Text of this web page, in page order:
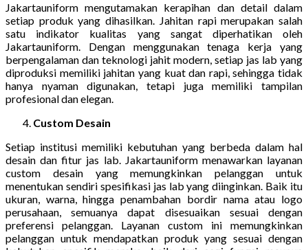
Jakartauniform mengutamakan kerapihan dan detail dalam
setiap produk yang dihasilkan. Jahitan rapi merupakan salah
satu indikator kualitas yang sangat diperhatikan oleh
Jakartauniform. Dengan menggunakan tenaga kerja yang
berpengalaman dan teknologi jahit modern, setiap jas lab yang
diproduksi memiliki jahitan yang kuat dan rapi, sehingga tidak
hanya nyaman digunakan, tetapi juga memiliki tampilan
profesional dan elegan.
Custom Desain
Setiap institusi memiliki kebutuhan yang berbeda dalam hal
desain dan fitur jas lab. Jakartauniform menawarkan layanan
custom desain yang memungkinkan pelanggan untuk
menentukan sendiri spesifikasi jas lab yang diinginkan. Baik itu
ukuran, warna, hingga penambahan bordir nama atau logo
perusahaan, semuanya dapat disesuaikan sesuai dengan
preferensi pelanggan. Layanan custom ini memungkinkan
pelanggan untuk mendapatkan produk yang sesuai dengan